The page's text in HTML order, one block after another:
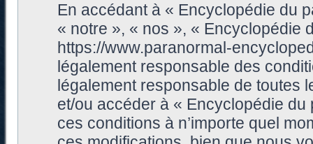
En accédant à « Encyclopédie du
« notre », « nos », « Encyclopédie
https://www.paranormal-
légalement responsable des
légalement responsable de toutes
et/ou accéder à « Encyclopédie
ces conditions à n’importe quel